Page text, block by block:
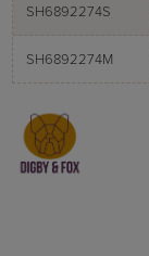
SH6892274S
SH6892274M